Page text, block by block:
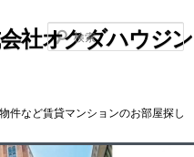
社オクダハウジン
件など賃貸マンションのお部屋探し